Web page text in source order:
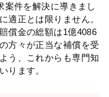
案件を解決に導きまし
適正とは限りません。
償金の総額は1億4086
方々が正当な補償を受
う、これからも専門知
ります。